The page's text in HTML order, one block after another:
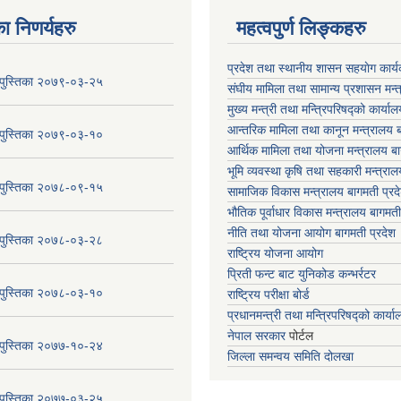
निणर्यहरु
पुस्तिका २०७९-०३-२५
पुस्तिका २०७९-०३-१०
पुस्तिका २०७८-०९-१५
पुस्तिका २०७८-०३-२८
पुस्तिका २०७८-०३-१०
पुस्तिका २०७७-१०-२४
महत्वपुर्ण लिङ्कहरु
प्रदेश तथा स्थानीय शासन सहयाेग
संघीय मामिला तथा सामान्य प्रशासन
मुख्य मन्त्री तथा मन्त्रिपरिषद्को
आन्तरिक मामिला तथा कानून मन्त्रालय
आर्थिक मामिला तथा योजना मन्त्रालय
भूमि व्यवस्था कृषि तथा सहकारी
सामाजिक विकास मन्त्रालय बागमती
भौतिक पूर्वाधार विकास मन्त्रालय
नीति तथा योजना आयोग बागमती प्रदेश
राष्ट्रिय योजना आयोग
प्रिती फन्ट बाट युनिकोड कन्भर्रटर
राष्ट्रिय परीक्षा बोर्ड
प्रधानमन्त्री तथा मन्त्रिपरिषद्को
नेपाल सरकारपोर्टल
जिल्ला समन्वय समिति दोलखा